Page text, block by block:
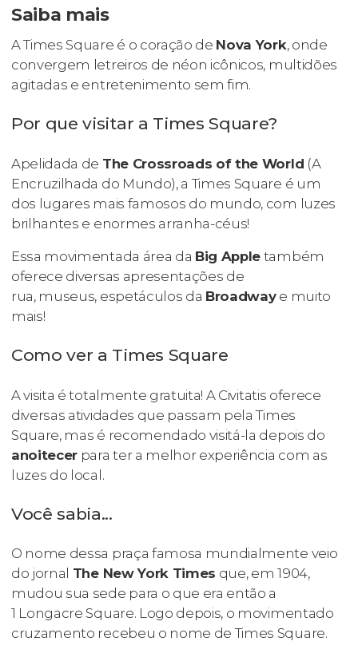
Saiba mais
A Times Square é o coração de Nova York, onde
convergem letreiros de néon icônicos, multidões
agitadas e entretenimento sem fim.
Por que visitar a Times Square?
Apelidada de The Crossroads of the World (A
Encruzilhada do Mundo), a Times Square é um
dos lugares mais famosos do mundo, com luzes
brilhantes e enormes arranha-céus!
Essa movimentada área da Big Apple também
oferece diversas apresentações de
rua, museus, espetáculos da Broadwaye muito
mais!
Como ver a Times Square
A visita é totalmente gratuita! A Civitatis oferece
diversas atividades que passam pela Times
Square, mas é recomendado visitá-la depois do
anoitecer para ter a melhor experiência com as
luzes do local.
Você sabia...
O nome dessa praça famosa mundialmente veio
do jornal The New York Times que, em 1904,
mudou sua sede para o que era então a
1 Longacre Square. Logo depois, o movimentado
cruzamento recebeu o nome de Times Square.